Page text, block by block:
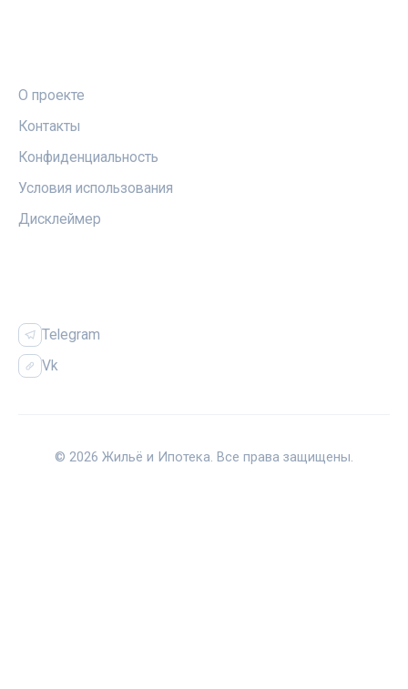
О проекте
Контакты
Конфиденциальность
Условия использования
Дисклеймер
Telegram
Vk
© 2026 Жильё и Ипотека. Все права защищены.